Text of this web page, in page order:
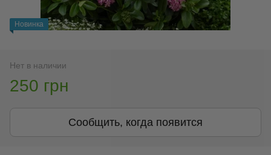
Новинка
Нет в наличии
250 грн
Сообщить, когда появится